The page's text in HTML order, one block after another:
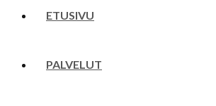
ETUSIVU
PALVELUT